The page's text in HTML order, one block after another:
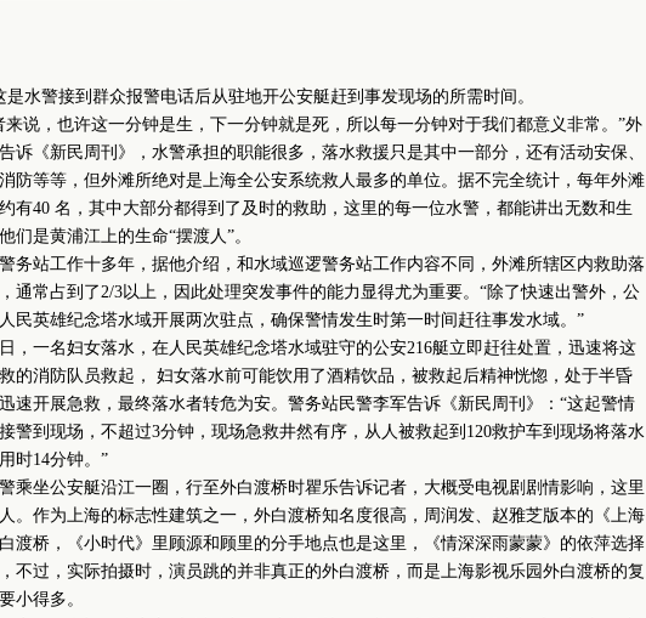
警接到群众报警电话后从驻地开公安艇赶到事发现场的所需时间。
，也许这一分钟是生，下一分钟就是死，所以每一分钟对于我们都意义非常。”外
诉《新民周刊》，水警承担的职能很多，落水救援只是其中一部分，还有活动安保、
防等等，但外滩所绝对是上海全公安系统救人最多的单位。据不完全统计，每年外滩
有40 名，其中大部分都得到了及时的救助，这里的每一位水警，都能讲出无数和生
们是黄浦江上的生命“摆渡人”。
站工作十多年，据他介绍，和水域巡逻警务站工作内容不同，外滩所辖区内救助落
通常占到了2/3以上，因此处理突发事件的能力显得尤为重要。“除了快速出警外，公
民英雄纪念塔水域开展两次驻点，确保警情发生时第一时间赶往事发水域。”
一名妇女落水，在人民英雄纪念塔水域驻守的公安216艇立即赶往处置，迅速将这
的消防队员救起， 妇女落水前可能饮用了酒精饮品，被救起后精神恍惚，处于半昏
速开展急救，最终落水者转危为安。警务站民警李军告诉《新民周刊》：“这起警情
警到现场，不超过3分钟，现场急救井然有序，从人被救起到120救护车到现场将落水
时14分钟。”
坐公安艇沿江一圈，行至外白渡桥时瞿乐告诉记者，大概受电视剧剧情影响，这里
。作为上海的标志性建筑之一，外白渡桥知名度很高，周润发、赵雅芝版本的《上海
渡桥，《小时代》里顾源和顾里的分手地点也是这里，《情深深雨蒙蒙》的依萍选择
不过，实际拍摄时，演员跳的并非真正的外白渡桥，而是上海影视乐园外白渡桥的复
小得多。